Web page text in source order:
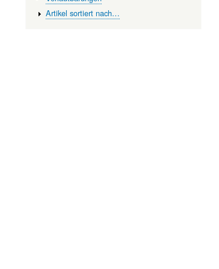
Artikel sortiert nach…